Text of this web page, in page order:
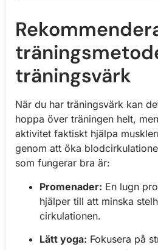
träningsvärk
När du har träningsvärk kan
hoppa över träningen helt,
aktivitet faktiskt hjälpa
genom att öka
som fungerar bra är:
Promenader: En lugn
hjälper till att minska
cirkulationen.
Lätt yoga: Fokusera på